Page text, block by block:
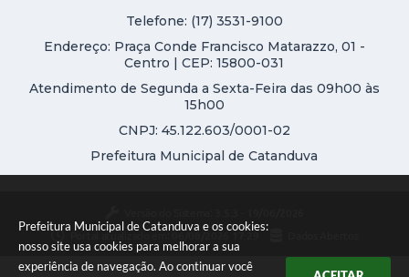
Prefeitura Municipal de Catanduva e os cookies:
nosso site usa cookies para melhorar a sua
experiência de navegação. Ao continuar você
Telefone: (17) 3531-9100
Endereço: Praça Conde Francisco Matarazzo, 01 -
Centro | CEP: 15800-031
Atendimento de Segunda a Sexta-Feira das 09h00 às
15h00
CNPJ: 45.122.603/0001-02
Prefeitura Municipal de Catanduva
Portal atualizado em: